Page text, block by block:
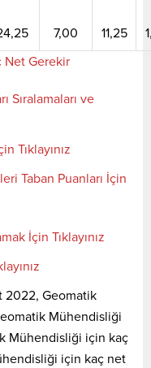
7,00 11,25
Net Gerekir
Sıralamaları ve
Tıklayınız
Taban Puanları İçin
İçin Tıklayınız
2022, Geomatik
Mühendisliği
Mühendisliği için kaç
için kaç net